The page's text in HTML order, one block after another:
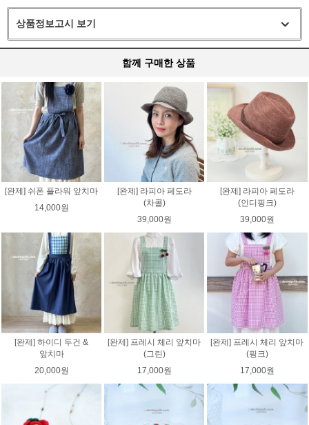
상품정보고시 보기
함께 구매한 상품
[완제] 쉬폰 플라워 앞치마
14,000원
[완제] 라피아 페도라
(차콜)
39,000원
[완제] 라피아 페도라
(인디핑크)
39,000원
[완제] 하이디 두건 &
앞치마
20,000원
[완제] 프레시 체리 앞치마
(그린)
17,000원
[완제] 프레시 체리 앞치마
(핑크)
17,000원